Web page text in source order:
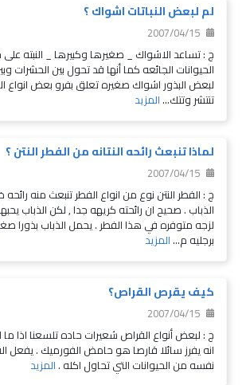
لم لبعض النباتات اشواك ؟
2007/04/15
ج : تساعد الاشواك _ صغيرها وكبيرها _ النبته
الحيوانات الجائعه كما أنها قد تحول بين الحشرات
لبعض البذور اشواك صغيره تعلق بفرو بعض انواع
تنتشر وتتك...المزيد
لماذا تنبعث رائحه النتانه من الفطر النتن ؟
2007/04/15
ج : الفطر النتن نوع من انواع الفطر تنبعث منه
الذباب . صحيح ان رائحته كريهه جدا , لكن الذباب
لزجه متوفره في هذا الفطر . يحمل الذباب بذورا
برجليه م...المزيد
كيف يقرص القراص؟
2007/04/15
ج : لبعض أنواع القراص شعيرات حاده تلسعنا اذا
انه يفرز سائلا قارصا هو حامض الفورميك . يفعل
نفسه من الحيوانات التي تحاول اكله .المزيد